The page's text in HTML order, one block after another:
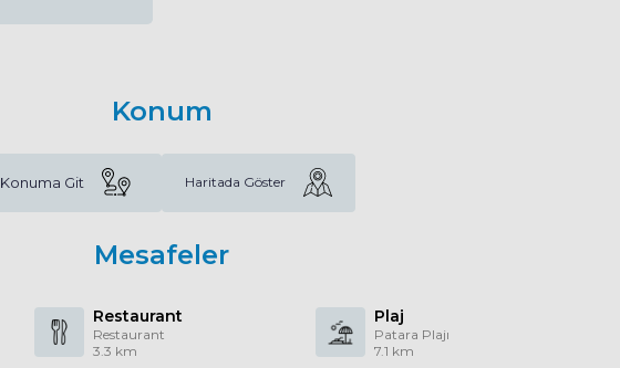
Konum
Konuma Git Haritada Göster
Mesafeler
Restaurant
Restaurant
3.3 km
Plaj
Patara Plajı
7.1 km